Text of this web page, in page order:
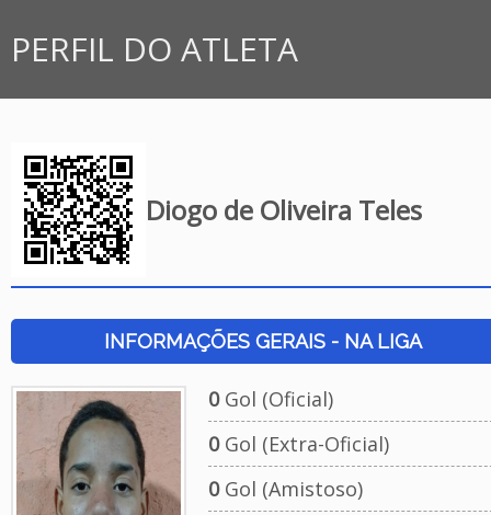
PERFIL DO ATLETA
Diogo de Oliveira Teles
INFORMAÇÕES GERAIS - NA LIGA
0Gol (Oficial)
0Gol (Extra-Oficial)
0Gol (Amistoso)